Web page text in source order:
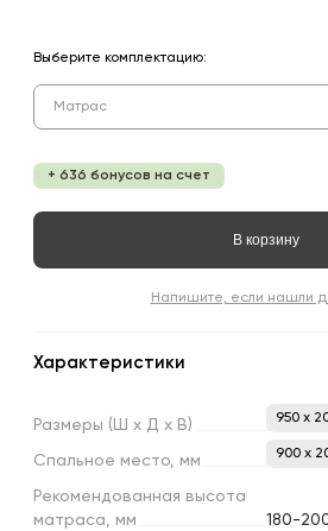
Выберите комплектацию:
Матрас
+ 636 бонусов на счет
В корзину
Напишите, если нашли
Характеристики
Размеры (Ш х Д х В) 950 x
Спальное место, мм 900 х
Рекомендованная высота
матраса, мм
180-